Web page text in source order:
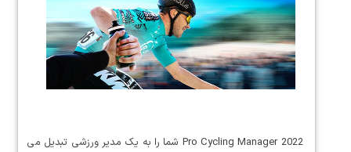
Pro Cycling Manager 2022 شما را به یک مدیر ورزشی تبدیل می